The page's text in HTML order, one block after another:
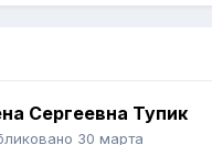
Сергеевна Тупик
30 марта